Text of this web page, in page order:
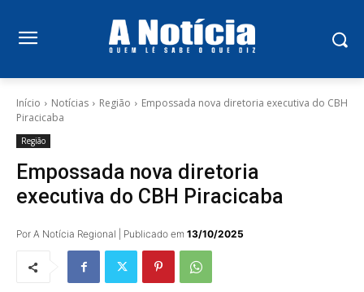
Início Notícias Região
Empossada nova diretoria executiva do CBH
Piracicaba
Região
Empossada nova diretoria
executiva do CBH Piracicaba
Por A Notícia Regional | Publicado em 13/10/2025